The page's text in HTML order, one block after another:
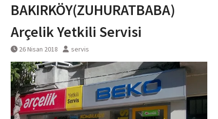
BAKIRKÖY(ZUHURATBABA)
Arçelik Yetkili Servisi
26 Nisan 2018 servis